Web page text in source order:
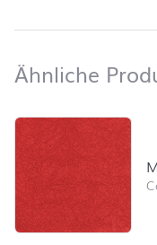
Ähnliche
Produktliste